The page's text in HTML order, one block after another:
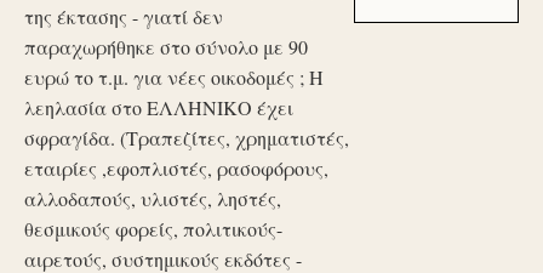
της έκτασης - γιατί δεν
παραχωρήθηκε στο σύνολο με 90
ευρώ το τ.μ. για νέες οικοδομές ; Η
λεηλασία στο ΕΛΛΗΝΙΚΟ έχει
σφραγίδα. (Τραπεζίτες, χρηματιστές,
εταιρίες ,εφοπλιστές, ρασοφόρους,
αλλοδαπούς, υλιστές, ληστές,
θεσμικούς φορείς, πολιτικούς-
αιρετούς, συστημικούς εκδότες -